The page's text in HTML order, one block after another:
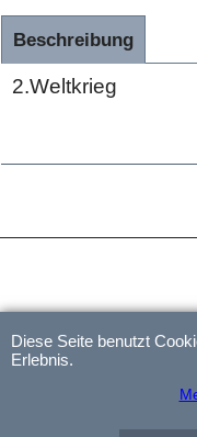
Beschreibung
2.Weltkrieg
Diese Seite benutzt
Erlebnis.